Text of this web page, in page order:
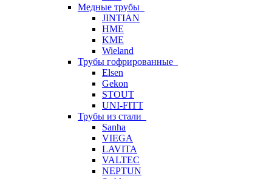
Медные трубы
JINTIAN
HME
KME
Wieland
Трубы гофрированные
Elsen
Gekon
STOUT
UNI-FITT
Трубы из стали
Sanha
VIEGA
LAVITA
VALTEC
NEPTUN